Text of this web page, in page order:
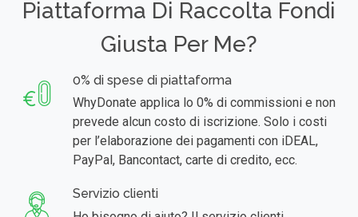
Piattaforma Di Raccolta Fondi
Giusta Per Me?
0% di spese di piattaforma
WhyDonate applica lo 0% di commissioni e non
prevede alcun costo di iscrizione. Solo i costi
per l’elaborazione dei pagamenti con iDEAL,
PayPal, Bancontact, carte di credito, ecc.
Servizio clienti